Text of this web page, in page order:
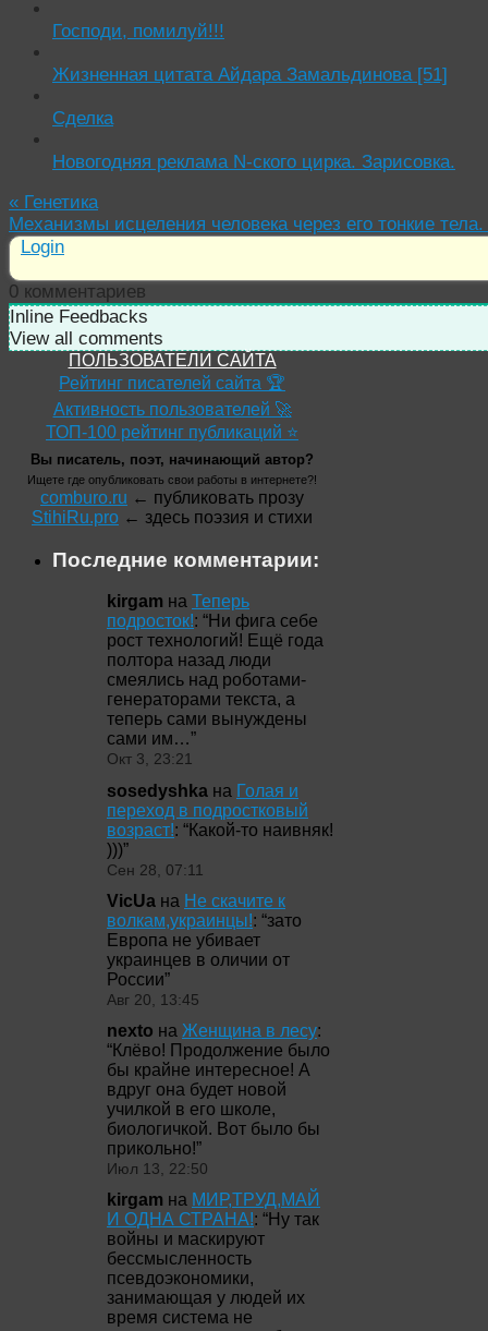
Господи, помилуй!!!
Жизненная цитата Айдара Замальдинова [51]
Сделка
Новогодняя реклама N-ского цирка. Зарисовка.
« Генетика
Механизмы исцеления человека через его тонкие тела.
Login
0 комментариев
Inline Feedbacks
View all comments
ПОЛЬЗОВАТЕЛИ САЙТА
Рейтинг писателей сайта 🏆
Активность пользователей 🚀
ТОП-100 рейтинг публикаций ⭐
Вы писатель, поэт, начинающий автор?
Ищете где опубликовать свои работы в интернете?!
comburo.ru ← публиковать прозу
StihiRu.pro ← здесь поэзия и стихи
Последние комментарии:
kirgam на Теперь
подросток!: “Ни фига себе
рост технологий! Ещё года
полтора назад люди
смеялись над роботами-
генераторами текста, а
теперь сами вынуждены
сами им…”
Окт 3, 23:21
sosedyshka на Голая и
переход в подростковый
возраст!: “Какой-то наивняк!
)))”
Сен 28, 07:11
VicUa на Не скачите к
волкам,украинцы!: “зато
Европа не убивает
украинцев в оличии от
России”
Авг 20, 13:45
nexto на Женщина в лесу:
“Клёво! Продолжение было
бы крайне интересное! А
вдруг она будет новой
училкой в его школе,
биологичкой. Вот было бы
прикольно!”
Июл 13, 22:50
kirgam на МИР,ТРУД,МАЙ
И ОДНА СТРАНА!: “Ну так
войны и маскируют
бессмысленность
псевдоэкономики,
занимающая у людей их
время система не